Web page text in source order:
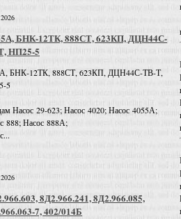
БНК-12ТК, 888СТ, 623КП, ДЦН44С-
НП25-5
БНК-12ТК, 888СТ, 623КП, ДЦН44С-ТВ-Т,
5
Насос 29-623; Насос 4020; Насос 4055А;
888; Насос 888А;
8Д2.966.241, 8Д2.966.085,
7, 402/014Б